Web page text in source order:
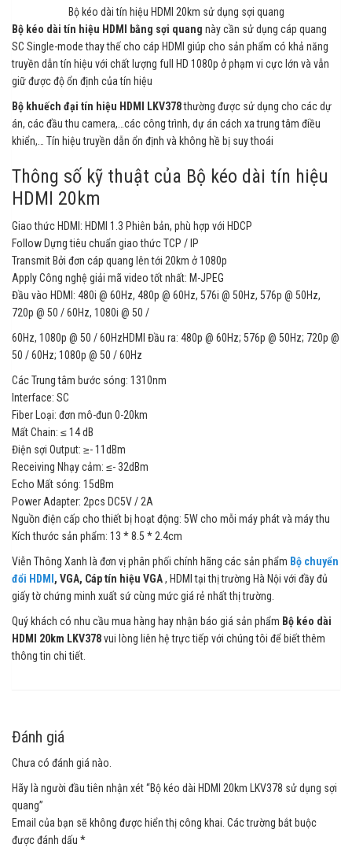
Bộ kéo dài tín hiệu HDMI 20km sử dụng sợi quang
Bộ kéo dài tín hiệu HDMI bằng sợi quang này cần sử dụng cáp quang
SC Single-mode thay thế cho cáp HDMI giúp cho sản phẩm có khả năng
truyền dẫn tín hiệu với chất lượng full HD 1080p ở phạm vi cực lớn và vẫn
giữ được độ ổn định của tín hiệu
Bộ khuếch đại tín hiệu HDMI LKV378thường được sử dụng cho các dự
án, các đầu thu camera,…các công trình, dự án cách xa trung tâm điều
khiển,… Tín hiệu truyền dẫn ổn định và không hề bị suy thoái
Thông số kỹ thuật của Bộ kéo dài tín hiệu
HDMI 20km
Giao thức HDMI: HDMI 1.3 Phiên bản, phù hợp với HDCP
Follow Dựng tiêu chuẩn giao thức TCP / IP
Transmit Bởi đơn cáp quang lên tới 20km ở 1080p
Apply Công nghệ giải mã video tốt nhất: M-JPEG
Đầu vào HDMI: 480i @ 60Hz, 480p @ 60Hz, 576i @ 50Hz, 576p @ 50Hz,
720p @ 50 / 60Hz, 1080i @ 50 /
60Hz, 1080p @ 50 / 60HzHDMI Đầu ra: 480p @ 60Hz; 576p @ 50Hz; 720p @
50 / 60Hz; 1080p @ 50 / 60Hz
Các Trung tâm bước sóng: 1310nm
Interface: SC
Fiber Loại: đơn mô-đun 0-20km
Mất Chain: ≤ 14 dB
Điện sợi Output: ≥- 11dBm
Receiving Nhạy cảm: ≤- 32dBm
Echo Mất sóng: 15dBm
Power Adapter: 2pcs DC5V / 2A
Nguồn điện cấp cho thiết bị hoạt động: 5W cho mỗi máy phát và máy thu
Kích thước sản phẩm: 13 * 8.5 * 2.4cm
Viễn Thông Xanh là đơn vị phân phối chính hãng các sản phẩm Bộ chuyển
đổi HDMI, VGA, Cáp tín hiệu VGA, HDMI tại thị trường Hà Nội với đầy đủ
giấy tờ chứng minh xuất sứ cùng mức giá rẻ nhất thị trường.
Quý khách có nhu cầu mua hàng hay nhận báo giá sản phẩm Bộ kéo dài
HDMI 20km LKV378vui lòng liên hệ trực tiếp với chúng tôi để biết thêm
thông tin chi tiết.
Đánh giá
Chưa có đánh giá nào.
Hãy là người đầu tiên nhận xét “Bộ kéo dài HDMI 20km LKV378 sử dụng sợi
quang”
Email của bạn sẽ không được hiển thị công khai. Các trường bắt buộc
được đánh dấu *